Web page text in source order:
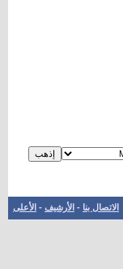
الاتصال بنا - الأرشيف - الأعلى